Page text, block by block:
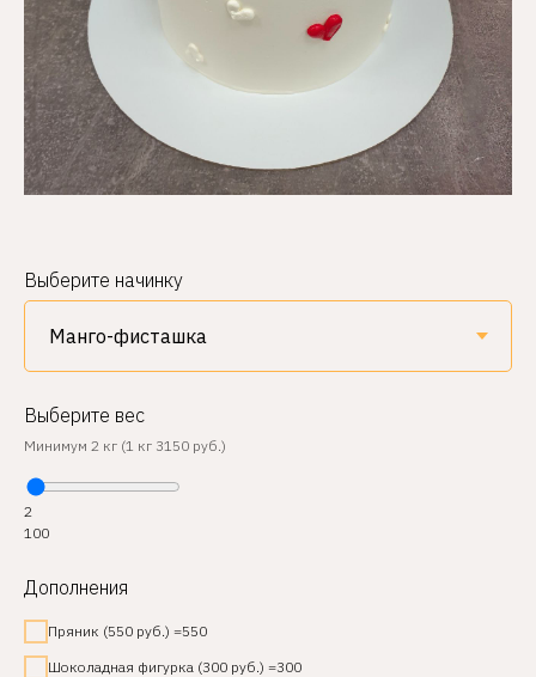
Выберите начинку
Выберите вес
Минимум 2 кг (1 кг 3150 руб.)
2
100
Дополнения
Пряник (550 руб.) =550
Шоколадная фигурка (300 руб.) =300